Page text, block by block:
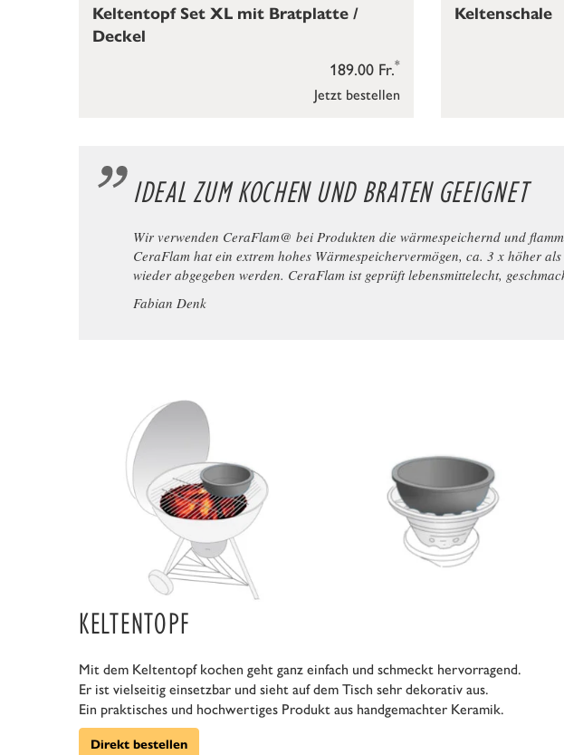
Jetzt bestellen
189.00 Fr.*
Keltentopf Set XL mit Bratplatte /
Deckel
Keltenschale
IDEAL ZUM KOCHEN UND BRATEN GEEIGNET
Wir verwenden CeraFlam@ bei Produkten die wärmespeichernd und
CeraFlam hat ein extrem hohes Wärmespeichervermögen, ca. 3 x höher
wieder abgegeben werden. CeraFlam ist geprüft lebensmittelecht,
Fabian Denk
KELTENTOPF
Mit dem Keltentopf kochen geht ganz einfach und schmeckt hervorragend.
Er ist vielseitig einsetzbar und sieht auf dem Tisch sehr dekorativ aus.
Ein praktisches und hochwertiges Produkt aus handgemachter Keramik.
Direkt bestellen